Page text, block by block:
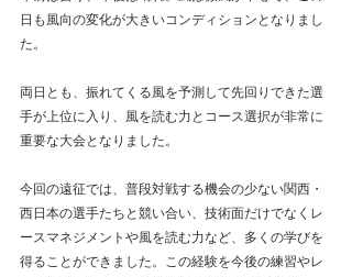
日も風向の変化が大きいコンディションとなりまし
た。
両日とも、振れてくる風を予測して先回りできた選
手が上位に入り、風を読む力とコース選択が非常に
重要な大会となりました。
今回の遠征では、普段対戦する機会の少ない関西・
西日本の選手たちと競い合い、技術面だけでなくレ
ースマネジメントや風を読む力など、多くの学びを
得ることができました。この経験を今後の練習やレ